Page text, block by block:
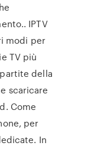
IPTV
modi per
TV più
della
scaricare
Come
per
In